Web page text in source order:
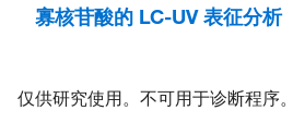
寡核苷酸的 LC-UV 表征分析
仅供研究使用。不可用于诊断程序。